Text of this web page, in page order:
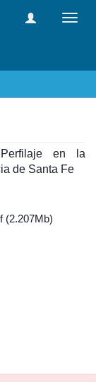
en la
de Santa Fe
(2.207Mb)